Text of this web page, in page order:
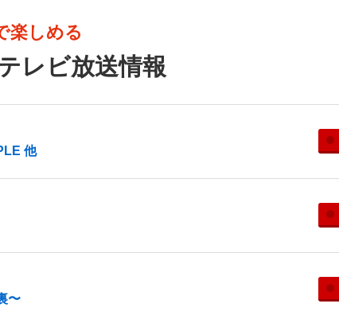
楽しめる
レビ放送情報
他
〜